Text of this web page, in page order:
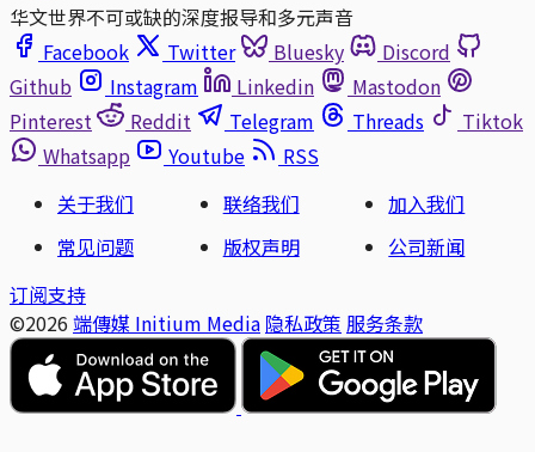
华文世界不可或缺的深度报导和多元声音
Facebook
Twitter Bluesky
Discord
Github
Instagram Linkedin
Mastodon
Pinterest
Reddit Telegram Threads
Tiktok
Whatsapp
Youtube
RSS
关于我们
联络我们
加入我们
常见问题
版权声明
公司新闻
订阅支持
©2026 端傳媒 Initium Media 隐私政策 服务条款